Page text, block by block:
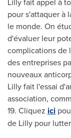
pour s'attaquer à
le monde. On
d'évaluer leur
complications de
des entreprises
nouveaux
Lilly fait l'essai
association,
19. Cliquez ici
de Lilly pour